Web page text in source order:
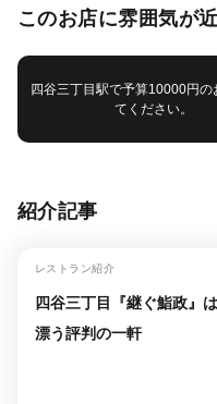
このお店に雰囲気が
四谷三丁目駅で予算10000円の
てください。
紹介記事
レストラン紹介
四谷三丁目『継ぐ鮨政』
漂う評判の一軒